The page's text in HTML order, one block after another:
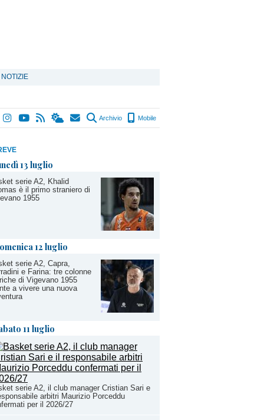
Archivio Mobile
13 luglio
serie A2, Khalid
è il primo straniero di
1955
12 luglio
serie A2, Capra,
e Farina: tre colonne
di Vigevano 1955
a vivere una nuova
11 luglio
serie A2, il club manager Cristian Sari e
arbitri Maurizio Porceddu
per il 2026/27